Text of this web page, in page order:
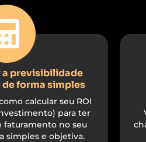
a previsibilidade
forma simples
calcular seu ROI
para ter
faturamento no seu
simples e objetiva.